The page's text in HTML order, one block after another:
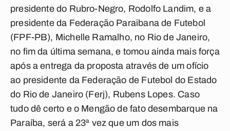
presidente do Rubro-Negro, Rodolfo Landim, e a
presidente da Federação Paraibana de Futebol
(FPF-PB), Michelle Ramalho, no Rio de Janeiro,
no fim da última semana, e tomou ainda mais força
após a entrega da proposta através de um ofício
ao presidente da Federação de Futebol do Estado
do Rio de Janeiro (Ferj), Rubens Lopes. Caso
tudo dê certo e o Mengão de fato desembarque na
Paraíba, será a 23ª vez que um dos mais